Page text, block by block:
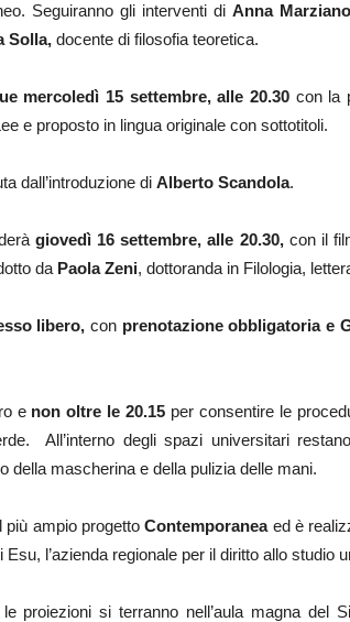
Seguiranno gli interventi di Anna Marziano
Solla, docente di filosofia teoretica.
mercoledì 15 settembre, alle 20.30con la
e proposto in lingua originale con sottotitoli.
dall’introduzione di Alberto Scandola.
giovedì 16 settembre, alle 20.30,con il
da Paola Zeni, dottoranda in Filologia,
libero,con prenotazione obbligatoria e
enon oltre le 20.15 per consentire le
All’interno degli spazi universitari
della mascherina e della pulizia delle mani.
più ampio progettoContemporaneaed è
l’azienda regionale per il diritto allo studio
proiezioni si terranno nell’aula magna del